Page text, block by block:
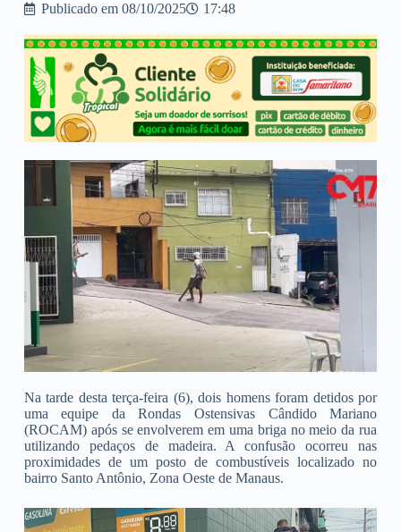
Publicado em 08/10/2025 17:48
Na tarde desta terça-feira (6), dois homens foram detidos por
uma equipe da Rondas Ostensivas Cândido Mariano
(ROCAM) após se envolverem em uma briga no meio da rua
utilizando pedaços de madeira. A confusão ocorreu nas
proximidades de um posto de combustíveis localizado no
bairro Santo Antônio, Zona Oeste de Manaus.